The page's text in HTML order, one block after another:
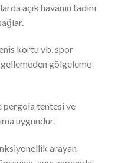
açık havanın tadını
kortu vb. spor
gölgeleme
tentesi ve
uygundur.
arayan